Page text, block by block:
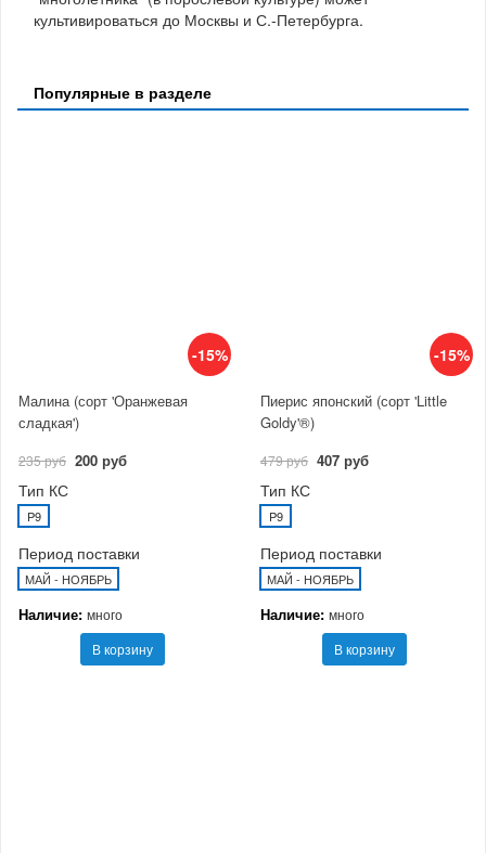
культивироваться до Москвы и С.-Петербурга.
Популярные в разделе
-15%
Малина (сорт 'Оранжевая
сладкая')
235 руб 200 руб
Тип КС
P9
Период поставки
МАЙ - НОЯБРЬ
Наличие: много
В корзину
-15%
Пиерис японский (сорт 'Little
Goldy'®)
479 руб 407 руб
Тип КС
P9
Период поставки
МАЙ - НОЯБРЬ
Наличие: много
В корзину